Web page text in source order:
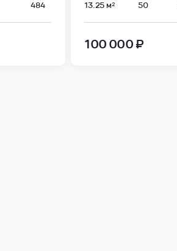
484 13.25 м² 50
100 000 ₽